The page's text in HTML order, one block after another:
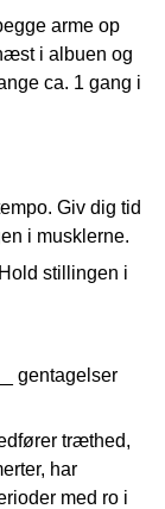
arme op
i albuen og
ca. 1 gang i
Giv dig tid
i musklerne.
stillingen i
gentagelser
træthed,
har
med ro i